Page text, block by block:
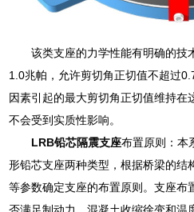
该类支座的力学性能有明确的技
1.0兆帕，允许剪切角正切值不超过
因素引起的最大剪切角正切值维持在
不会受到实质性影响。
LRB铅芯隔震支座布置原则：本
形铅芯支座两种类型，根据桥梁的结
等参数确定支座的布置原则。支座布